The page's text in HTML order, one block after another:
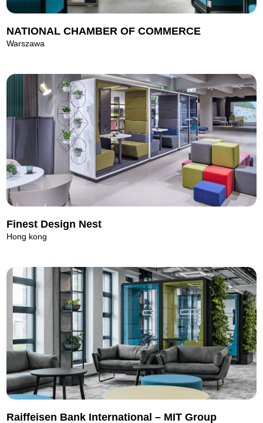
NATIONAL CHAMBER OF COMMERCE
Warszawa
Finest Design Nest
Hong kong
Raiffeisen Bank International – MIT Group